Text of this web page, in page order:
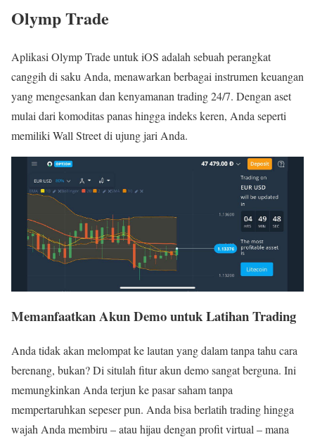
Olymp Trade
Aplikasi Olymp Trade untuk iOS adalah sebuah perangkat
canggih di saku Anda, menawarkan berbagai instrumen keuangan
yang mengesankan dan kenyamanan trading 24/7. Dengan aset
mulai dari komoditas panas hingga indeks keren, Anda seperti
memiliki Wall Street di ujung jari Anda.
Memanfaatkan Akun Demo untuk Latihan Trading
Anda tidak akan melompat ke lautan yang dalam tanpa tahu cara
berenang, bukan? Di situlah fitur akun demo sangat berguna. Ini
memungkinkan Anda terjun ke pasar saham tanpa
mempertaruhkan sepeser pun. Anda bisa berlatih trading hingga
wajah Anda membiru – atau hijau dengan profit virtual – mana